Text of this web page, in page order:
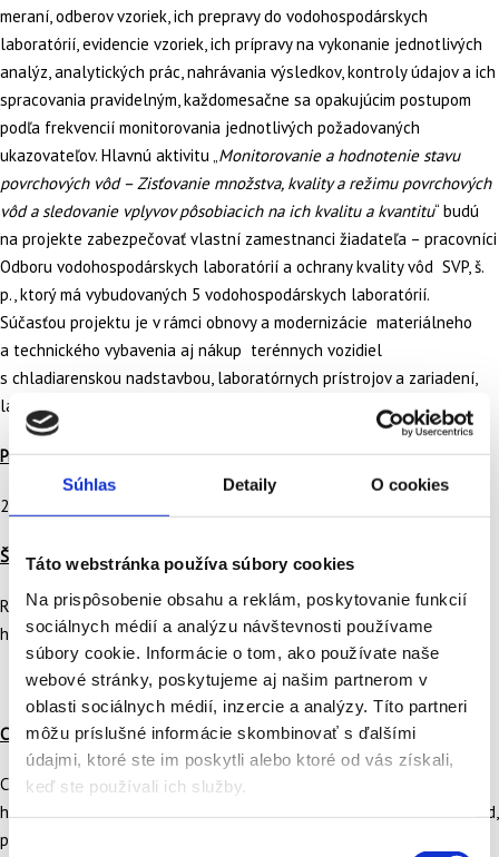
Súhlas Detaily O cookies
Táto webstránka používa súbory cookies
Na prispôsobenie obsahu a reklám, poskytovanie funkcií
sociálnych médií a analýzu návštevnosti používame
súbory cookie. Informácie o tom, ako používate naše
webové stránky, poskytujeme aj našim partnerom v
oblasti sociálnych médií, inzercie a analýzy. Títo partneri
môžu príslušné informácie skombinovať s ďalšími
údajmi, ktoré ste im poskytli alebo ktoré od vás získali,
keď ste používali ich služby.
meraní, odberov vzoriek, ich prepravy do vodohospodárskych
laboratórií, evidencie vzoriek, ich prípravy na vykonanie jednotlivých
analýz, analytických prác, nahrávania výsledkov, kontroly údajov a ich
spracovania pravidelným, každomesačne sa opakujúcim postupom
podľa frekvencií monitorovania jednotlivých požadovaných
ukazovateľov. Hlavnú aktivitu „ Monitorovanie a hodnotenie stavu
povrchových vôd – Zisťovanie množstva, kvality a režimu povrchových
vôd a sledovanie vplyvov pôsobiacich na ich kvalitu a kvantitu“ budú
na projekte zabezpečovať vlastní zamestnanci žiadateľa – pracovníci
Odboru vodohospodárskych laboratórií a ochrany kvality vôd SVP, š.
p., ktorý má vybudovaných 5 vodohospodárskych laboratórií.
Súčasťou projektu je v rámci obnovy a modernizácie materiálneho
a technického vybavenia aj nákup terénnych vozidiel
s chladiarenskou nadstavbou, laboratórnych prístrojov a zariadení,
laboratórnych stolov s príslušenstvom a lodného motora.
Prioritná os:
2P2 Životné prostredie
Špecifický cieľ:
RSO2.5 Podpora prístupu k vode a udržateľného vodného
hospodárstva (KF)
Ciele projektu:
Cieľom projektu je získavanie informácií, ktoré sú potrebné pre
hodnotenie kvality povrchových vôd a stavu útvarov povrchových vôd,
pre hodnotenie kvality hraničných vodných útvarov na základe